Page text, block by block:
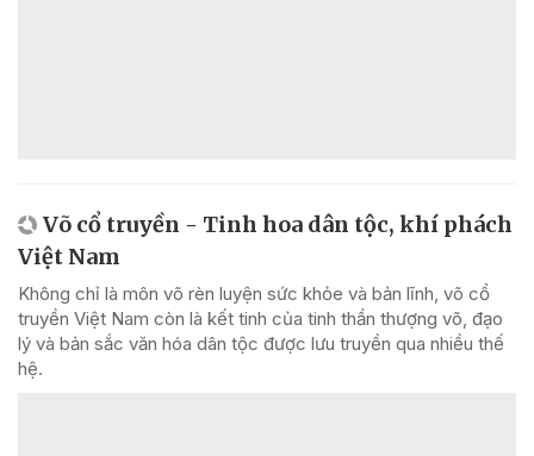
Võ cổ truyền - Tinh hoa dân tộc, khí phách
Việt Nam
Không chỉ là môn võ rèn luyện sức khỏe và bản lĩnh, võ cổ
truyền Việt Nam còn là kết tinh của tinh thần thượng võ, đạo
lý và bản sắc văn hóa dân tộc được lưu truyền qua nhiều thế
hệ.